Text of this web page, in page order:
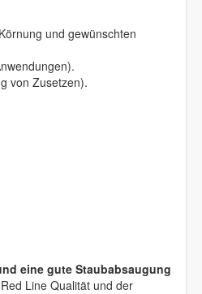
und gewünschten
von Zusetzen).
eine gute Staubabsaugung
Line Qualität und der